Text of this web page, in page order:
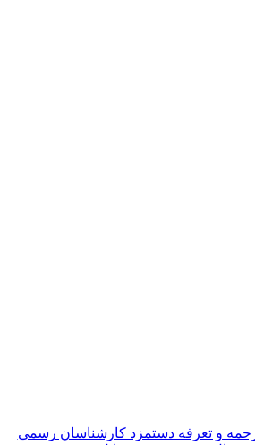
و تعرفه دستمزد کارشناسان رسمی